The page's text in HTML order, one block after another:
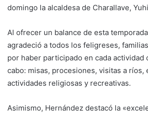
domingo la alcaldesa de Charallave,
Al ofrecer un balance de esta
agradeció a todos los feligreses,
por haber participado en cada actividad
cabo: misas, procesiones, visitas a ríos,
actividades religiosas y recreativas.
Asimismo, Hernández destacó la